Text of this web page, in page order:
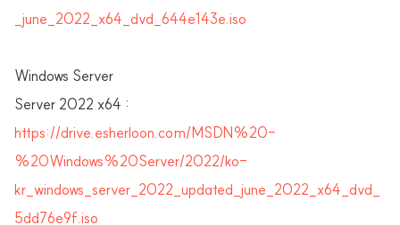
_june_2022_x64_dvd_644e143e.iso
Windows Server
Server 2022 x64 :
https://drive.esherloon.com/MSDN%20-
%20Windows%20Server/2022/ko-
kr_windows_server_2022_updated_june_2022_x64_dvd_
5dd76e9f.iso